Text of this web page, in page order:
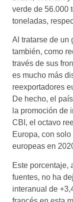
verde de 56.000
toneladas,
Al tratarse de un
también, como
través de sus
es mucho más
reexportadores
De hecho, el
la promoción de
CBI, el octavo
Europa, con
europeas en
Este porcentaje,
fuentes, no ha
interanual de